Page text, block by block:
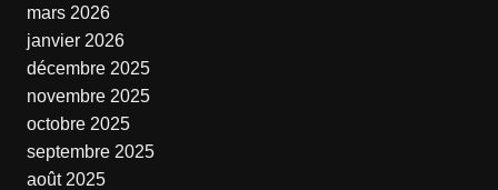
mars 2026
janvier 2026
décembre 2025
novembre 2025
octobre 2025
septembre 2025
août 2025